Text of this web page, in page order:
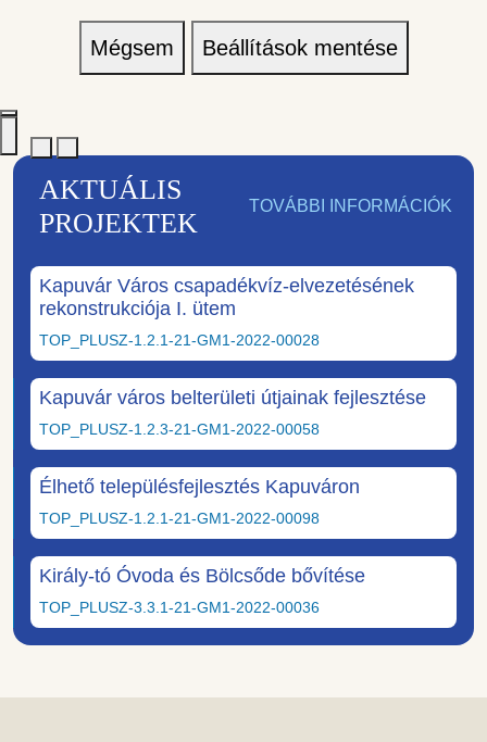
Mégsem Beállítások mentése
AKTUÁLIS
PROJEKTEK
TOVÁBBI INFORMÁCIÓK
Kapuvár Város csapadékvíz-elvezetésének
rekonstrukciója I. ütem
TOP_PLUSZ-1.2.1-21-GM1-2022-00028
Kapuvár város belterületi útjainak fejlesztése
TOP_PLUSZ-1.2.3-21-GM1-2022-00058
Élhető településfejlesztés Kapuváron
TOP_PLUSZ-1.2.1-21-GM1-2022-00098
Király-tó Óvoda és Bölcsőde bővítése
TOP_PLUSZ-3.3.1-21-GM1-2022-00036